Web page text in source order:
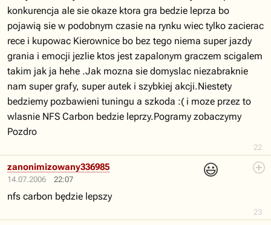
22
konkurencja ale sie okaze ktora gra bedzie leprza bo
pojawią sie w podobnym czasie na rynku wiec tylko zacierac
rece i kupowac Kierownice bo bez tego niema super jazdy
grania i emocji jezlie ktos jest zapalonym graczem scigalem
takim jak ja hehe .Jak mozna sie domyslac niezabraknie
nam super grafy, super autek i szybkiej akcji.Niestety
bedziemy pozbawieni tuningu a szkoda :( i moze przez to
wlasnie NFS Carbon bedzie leprzy.Pogramy zobaczymy
Pozdro
14.07.2006 22:07
😃
23
zanonimizowany336985
nfs carbon będzie lepszy